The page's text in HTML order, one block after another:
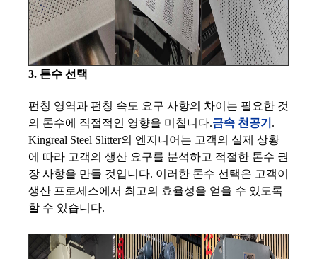
3. 톤수 선택
펀칭 영역과 펀칭 속도 요구 사항의 차이는 필요한 것
의 톤수에 직접적인 영향을 미칩니다.금속 천공기 .
Kingreal Steel Slitter의 엔지니어는 고객의 실제 상황
에 따라 고객의 생산 요구를 분석하고 적절한 톤수 권
장 사항을 만들 것입니다. 이러한 톤수 선택은 고객이
생산 프로세스에서 최고의 효율성을 얻을 수 있도록
할 수 있습니다.